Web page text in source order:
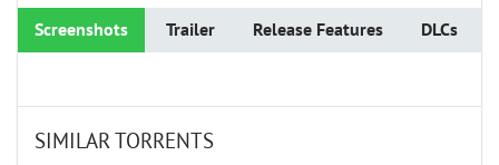
Screenshots Trailer Release Features DLCs
SIMILAR TORRENTS